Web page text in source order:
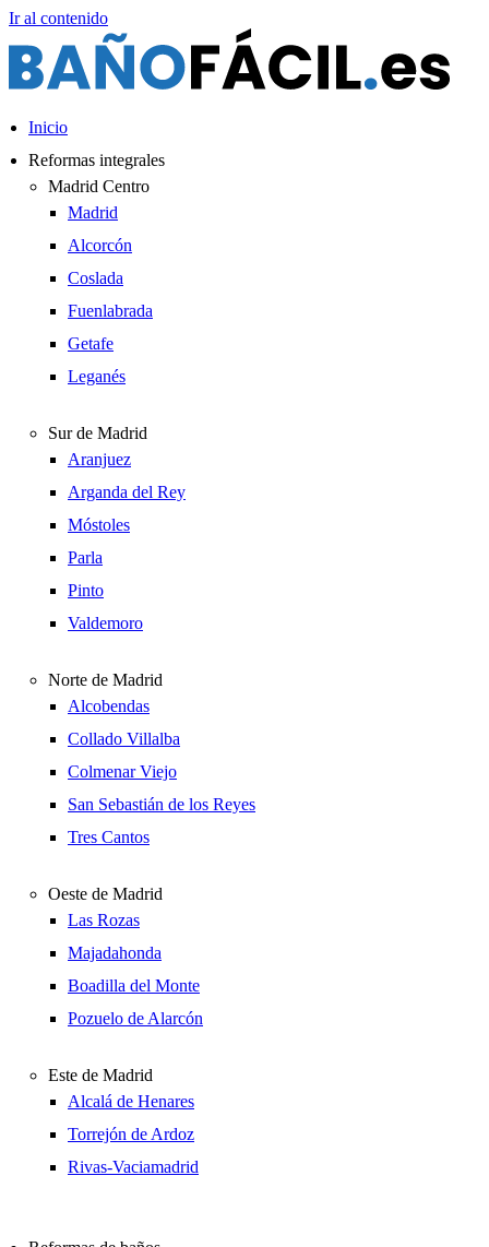
Ir al contenido
Inicio
Reformas integrales
Madrid Centro
Madrid
Alcorcón
Coslada
Fuenlabrada
Getafe
Leganés
Sur de Madrid
Aranjuez
Arganda del Rey
Móstoles
Parla
Pinto
Valdemoro
Norte de Madrid
Alcobendas
Collado Villalba
Colmenar Viejo
San Sebastián de los Reyes
Tres Cantos
Oeste de Madrid
Las Rozas
Majadahonda
Boadilla del Monte
Pozuelo de Alarcón
Este de Madrid
Alcalá de Henares
Torrejón de Ardoz
Rivas-Vaciamadrid